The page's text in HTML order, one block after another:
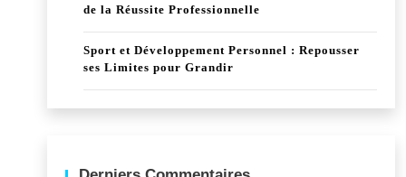
de la Réussite Professionnelle
Sport et Développement Personnel : Repousser
ses Limites pour Grandir